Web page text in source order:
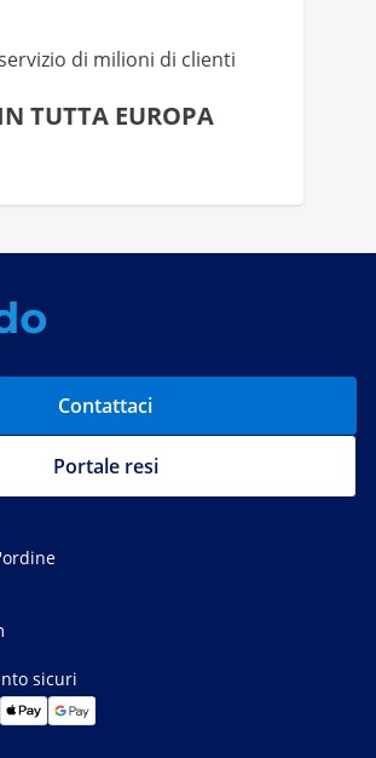
di milioni di clienti
TUTTA EUROPA
Contattaci
Portale resi
sicuri